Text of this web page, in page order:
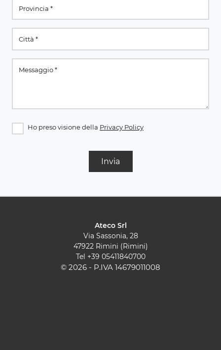
Ho preso visione della Privacy Policy
Invia
Ateco Srl
Via Sassonia, 28
47922 Rimini (Rimini)
Tel +39 05411840700
© 2026 - P.IVA 14679011008